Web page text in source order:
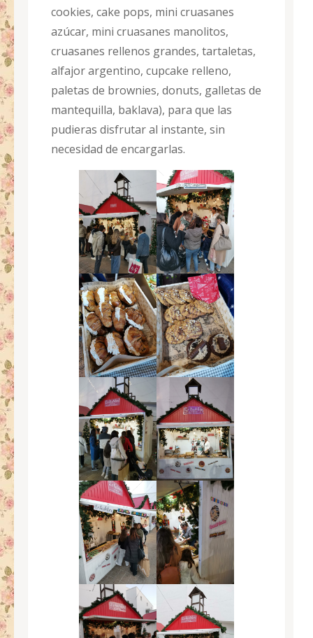
cookies, cake pops, mini cruasanes
azúcar, mini cruasanes manolitos,
cruasanes rellenos grandes, tartaletas,
alfajor argentino, cupcake relleno,
paletas de brownies, donuts, galletas de
mantequilla, baklava), para que las
pudieras disfrutar al instante, sin
necesidad de encargarlas.